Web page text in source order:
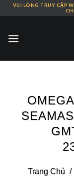
Skip
content
VUI LÒNG TRUY CẬP
Trang Chủ /